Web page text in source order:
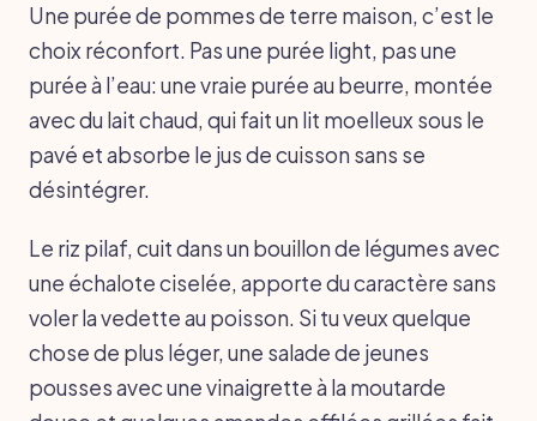
Une purée de pommes de terre maison, c’est le
choix réconfort. Pas une purée light, pas une
purée à l’eau: une vraie purée au beurre, montée
avec du lait chaud, qui fait un lit moelleux sous le
pavé et absorbe le jus de cuisson sans se
désintégrer.
Le riz pilaf, cuit dans un bouillon de légumes avec
une échalote ciselée, apporte du caractère sans
voler la vedette au poisson. Si tu veux quelque
chose de plus léger, une salade de jeunes
pousses avec une vinaigrette à la moutarde